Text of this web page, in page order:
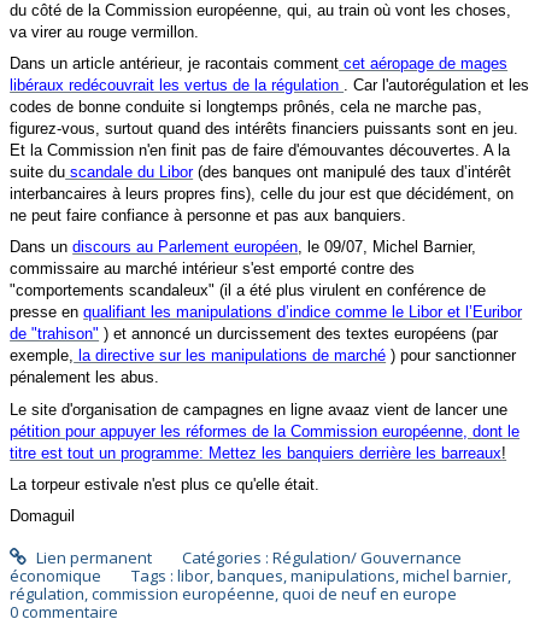
du côté de la Commission européenne, qui, au train où vont les choses,
va virer au rouge vermillon.
Dans un article antérieur, je racontais comment cet aéropage de mages
libéraux redécouvrait les vertus de la régulation . Car l'autorégulation et les
codes de bonne conduite si longtemps prônés, cela ne marche pas,
figurez-vous, surtout quand des intérêts financiers puissants sont en jeu.
Et la Commission n'en finit pas de faire d'émouvantes découvertes. A la
suite du scandale du Libor(des banques ont manipulé des taux d’intérêt
interbancaires à leurs propres fins), celle du jour est que décidément, on
ne peut faire confiance à personne et pas aux banquiers.
Dans un discours au Parlement européen, le 09/07, Michel Barnier,
commissaire au marché intérieur s'est emporté contre des
"comportements scandaleux" (il a été plus virulent en conférence de
presse en qualifiant les manipulations d’indice comme le Libor et l’Euribor
de "trahison" ) et annoncé un durcissement des textes européens (par
exemple, la directive sur les manipulations de marché ) pour sanctionner
pénalement les abus.
Le site d'organisation de campagnes en ligne avaaz vient de lancer une
pétition pour appuyer les réformes de la Commission européenne, dont le
titre est tout un programme: Mettez les banquiers derrière les barreaux!
La torpeur estivale n'est plus ce qu'elle était.
Domaguil
Lien permanent Catégories : Régulation/ Gouvernance
économique
Tags : libor,banques,manipulations,michel barnier,
régulation,commission européenne,quoi de neuf en europe
0commentaire